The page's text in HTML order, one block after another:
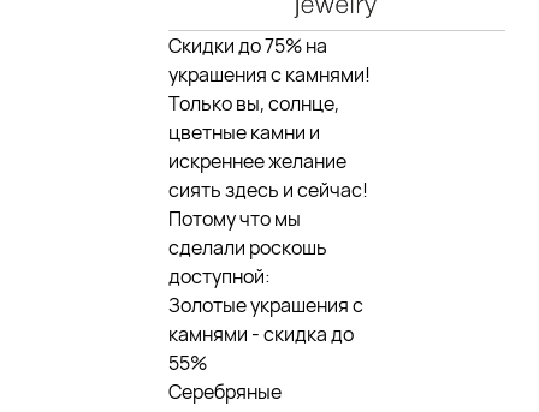
Cкидки до 75% на
украшения с камнями!
Только вы, солнце,
цветные камни и
искреннее желание
сиять здесь и сейчас!
Потому что мы
сделали роскошь
доступной:
Золотые украшения с
камнями - скидка до
55%
Серебряные